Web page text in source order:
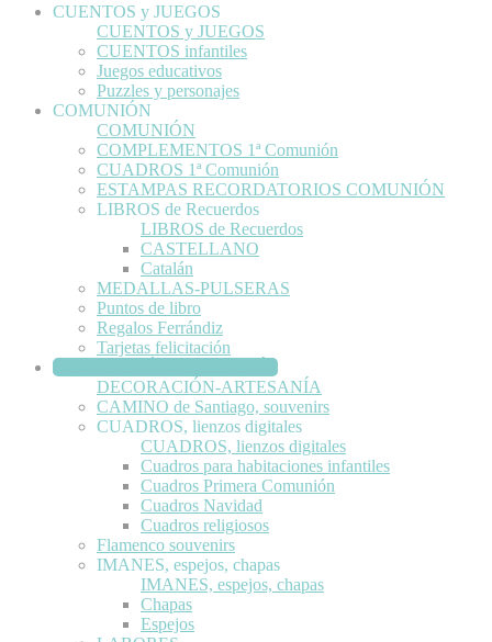
CUENTOS y JUEGOS
CUENTOS y JUEGOS
CUENTOS infantiles
Juegos educativos
Puzzles y personajes
COMUNIÓN
COMUNIÓN
COMPLEMENTOS 1ª Comunión
CUADROS 1ª Comunión
ESTAMPAS RECORDATORIOS COMUNIÓN
LIBROS de Recuerdos
LIBROS de Recuerdos
CASTELLANO
Catalán
MEDALLAS-PULSERAS
Puntos de libro
Regalos Ferrándiz
Tarjetas felicitación
DECORACIÓN-ARTESANÍA
DECORACIÓN-ARTESANÍA
CAMINO de Santiago, souvenirs
CUADROS, lienzos digitales
CUADROS, lienzos digitales
Cuadros para habitaciones infantiles
Cuadros Primera Comunión
Cuadros Navidad
Cuadros religiosos
Flamenco souvenirs
IMANES, espejos, chapas
IMANES, espejos, chapas
Chapas
Espejos